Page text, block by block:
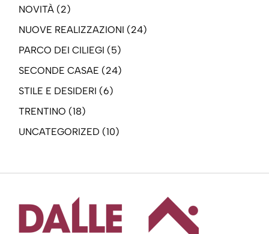
NOVITÀ (2)
NUOVE REALIZZAZIONI (24)
PARCO DEI CILIEGI (5)
SECONDE CASAE (24)
STILE E DESIDERI (6)
TRENTINO (18)
UNCATEGORIZED (10)